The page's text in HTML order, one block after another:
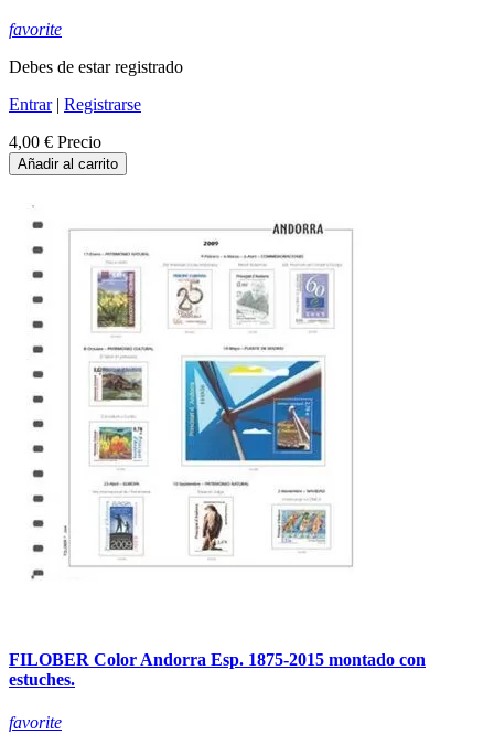
favorite
Debes de estar registrado
Entrar| Registrarse
4,00 € Precio
Añadir al carrito
FILOBER Color Andorra Esp. 1875-2015 montado con
estuches.
favorite